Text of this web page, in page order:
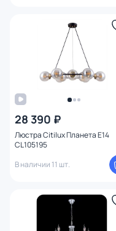
28 390 ₽
Люстра Citilux Планета E14
CL105195
В наличии 11 шт.